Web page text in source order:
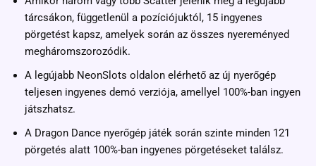
tárcsákon, függetlenül a pozíciójuktól, 15 ingyenes
pörgetést kapsz, amelyek során az összes nyereményed
megháromszorozódik.
A legújabb NeonSlots oldalon elérhető az új nyerőgép
teljesen ingyenes demó verziója, amellyel 100%-ban ingyen
játszhatsz.
A Dragon Dance nyerőgép játék során szinte minden 121
pörgetés alatt 100%-ban ingyenes pörgetéseket találsz.